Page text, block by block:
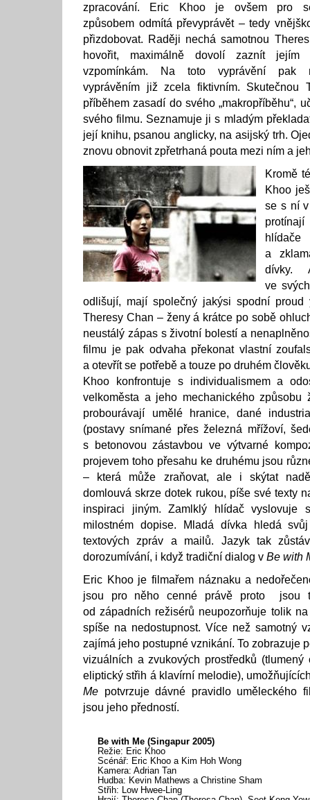
zpracování. Eric Khoo je ovšem pro
způsobem odmítá převyprávět – tedy
přizdobovat. Raději nechá samotnou
hovořit, maximálně dovolí zaznít jejím
vzpomínkám. Na toto vyprávění pak
vyprávěním již zcela fiktivním. Skutečnou
příběhem zasadí do svého „makropříběhu“,
svého filmu. Seznamuje ji s mladým
její knihu, psanou anglicky, na asijský trh.
znovu obnovit zpřetrhaná pouta mezi ním a
Kromě
Khoo
se s ní v
a
dívky.
ve
odlišují, mají společný jakýsi spodní proud
Theresy Chan – ženy á krátce po sobě
neustálý zápas s životní bolestí a
filmu je pak odvaha překonat vlastní
a otevřít se potřebě a touze po druhém
Khoo konfrontuje s individualismem a
velkoměsta a jeho mechanického způsobu
probourávají umělé hranice, dané
(postavy snímané přes železná mřížoví,
s betonovou zástavbou ve výtvarné
projevem toho přesahu ke druhému jsou
– která může zraňovat, ale i skýtat
domlouvá skrze dotek rukou, píše své texty
inspiraci jiným. Zamlklý hlídač vyslovuje
milostném dopise. Mladá dívka hledá
textových zpráv a mailů. Jazyk tak
dorozumívání, i když tradiční dialog v Be with
Eric Khoo je filmařem náznaku a
jsou pro něho cenné právě proto jsou
od západních režisérů neupozorňuje tolik
spíše na nedostupnost. Více než samotný
zajímá jeho postupné vznikání. To zobrazuje
vizuálních a zvukových prostředků (tlumený
eliptický střih á klavírní melodie),
Me potvrzuje dávné pravidlo uměleckého
jsou jeho předností.
Be with Me (Singapur 2005)
Režie: Eric Khoo
Scénář: Eric Khoo a Kim Hoh Wong
Kamera: Adrian Tan
Hudba: Kevin Mathews a Christine Sham
Střih: Low Hwee-Ling